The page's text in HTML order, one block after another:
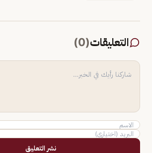
التعليقات(
0
)
نشر التعليق